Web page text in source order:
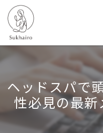
ヘッドスパで
性必見の最